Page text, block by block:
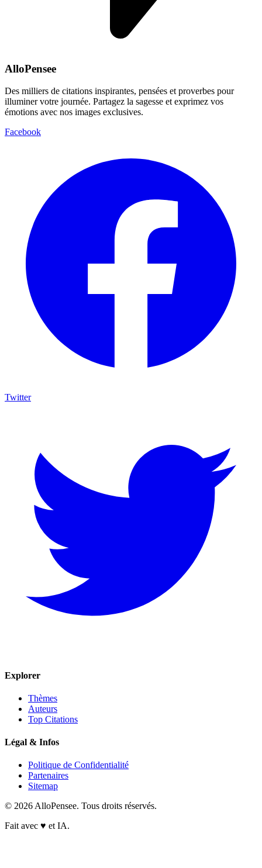
AlloPensee
Des milliers de citations inspirantes, pensées et proverbes pour
illuminer votre journée. Partagez la sagesse et exprimez vos
émotions avec nos images exclusives.
Facebook
Twitter
Explorer
Thèmes
Auteurs
Top Citations
Légal & Infos
Politique de Confidentialité
Partenaires
Sitemap
© 2026 AlloPensee. Tous droits réservés.
Fait avec ♥ et IA.